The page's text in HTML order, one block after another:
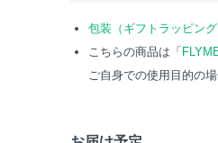
包装（ギフトラッピン
こちらの商品は「
ご自身での使用目的の場